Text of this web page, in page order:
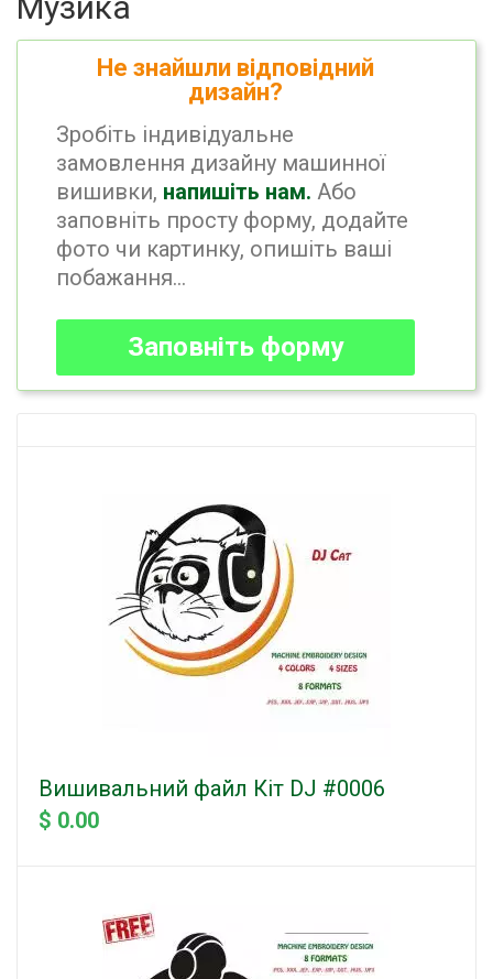
Не знайшли відповідний
дизайн?
Зробіть індивідуальне
замовлення дизайну машинної
вишивки, напишіть нам. Або
заповніть просту форму, додайте
фото чи картинку, опишіть ваші
побажання...
Заповніть форму
Вишивальний файл Кіт DJ #0006
$ 0.00